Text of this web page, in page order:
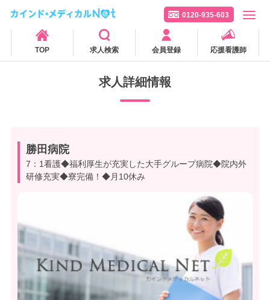
0120-935-603
TOP 求人検索 会員登録 応援看護師
求人詳細情報
勝田病院
7：1看護◆福利厚生が充実した大手グループ病院◆院内外
研修充実◆寮完備！◆月10休み